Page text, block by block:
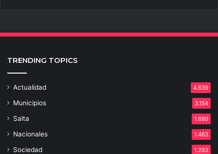
TRENDING TOPICS
Actualidad 4.639
Municipios 3.154
Salta 1.689
Nacionales 1.463
Sociedad 1.293